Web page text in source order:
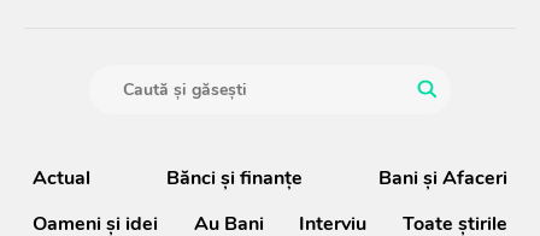
Actual Bănci şi finanţe
Bani și Afaceri
Oameni şi idei
Au Bani Interviu Toate știrile